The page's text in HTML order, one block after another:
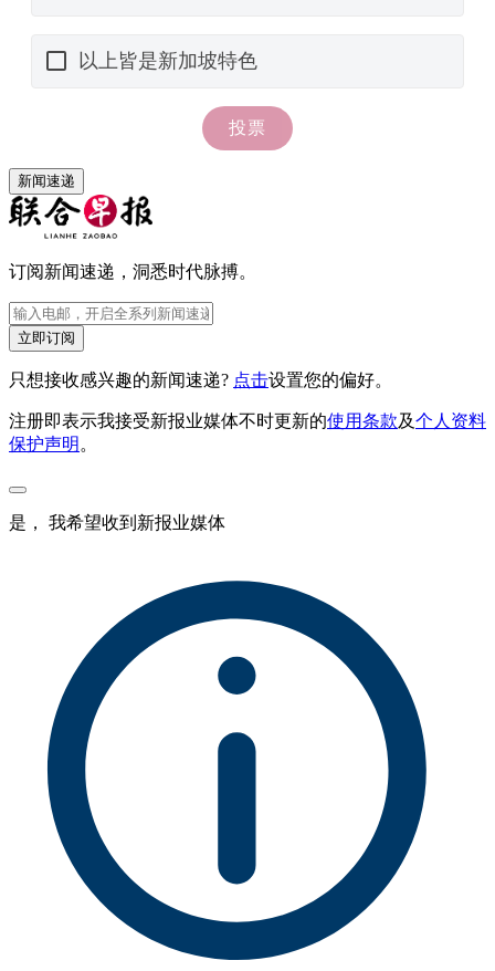
新闻速递
订阅新闻速递，洞悉时代脉搏。
立即订阅
只想接收感兴趣的新闻速递? 点击设置您的偏好。
注册即表示我接受新报业媒体不时更新的使用条款及个人资料
保护声明 。
是， 我希望收到新报业媒体